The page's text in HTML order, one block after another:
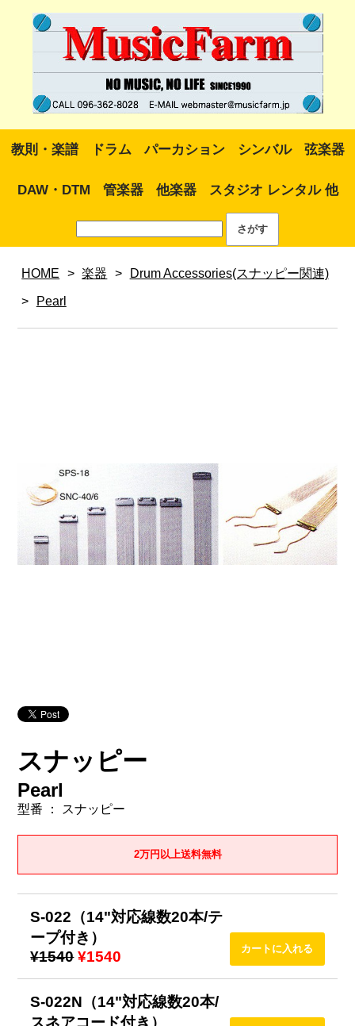
教則・楽譜 ドラム パーカション シンバル 弦楽器
DAW・DTM 管楽器 他楽器 スタジオ レンタル 他
HOME > 楽器 > Drum Accessories(スナッピー関連)
> Pearl
スナッピー
Pearl
型番 ： スナッピー
2万円以上送料無料
S-022（14"対応線数20本/テ
ープ付き）
¥1540 ¥1540
S-022N（14"対応線数20本/
スネアコード付き）